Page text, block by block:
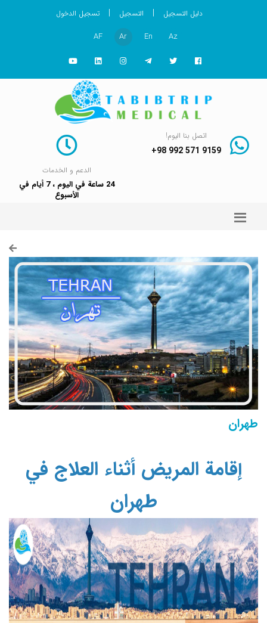
دليل التسجيل | التسجيل | تسجيل الدخول
Az
En
Ar
AF
اتصل بنا اليوم!
+98 992 571 9159
الدعم و الخدمات
24 ساعة في اليوم ، 7 أيام في
الأسبوع
طهران
إقامة المريض أثناء العلاج في
طهران